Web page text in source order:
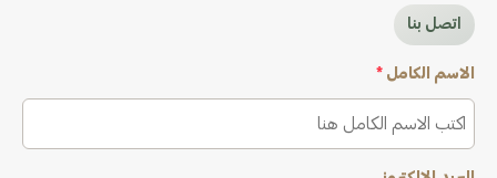
اتصل بنا
الاسم الكامل *